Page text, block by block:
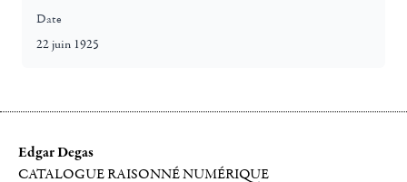
Date
22 juin 1925
Edgar Degas
CATALOGUE RAISONNÉ NUMÉRIQUE